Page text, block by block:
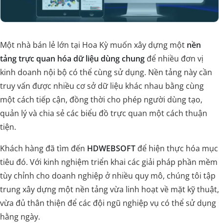
Một nhà bán lẻ lớn tại Hoa Kỳ muốn xây dựng một nền
tảng trực quan hóa dữ liệu dùng chung để nhiều đơn vị
kinh doanh nội bộ có thể cùng sử dụng. Nền tảng này cần
truy vấn được nhiều cơ sở dữ liệu khác nhau bằng cùng
một cách tiếp cận, đồng thời cho phép người dùng tạo,
quản lý và chia sẻ các biểu đồ trực quan một cách thuận
tiện.
Khách hàng đã tìm đến HDWEBSOFT để hiện thực hóa mục
tiêu đó. Với kinh nghiệm triển khai các giải pháp phần mềm
tùy chỉnh cho doanh nghiệp ở nhiều quy mô, chúng tôi tập
trung xây dựng một nền tảng vừa linh hoạt về mặt kỹ thuật,
vừa đủ thân thiện để các đội ngũ nghiệp vụ có thể sử dụng
hằng ngày.